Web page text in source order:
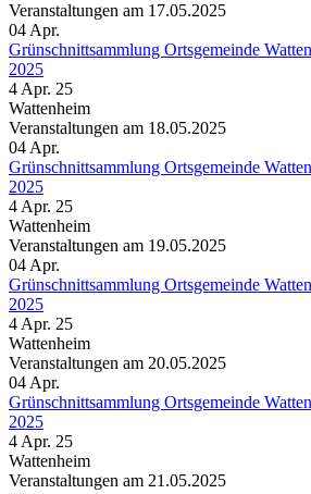
Veranstaltungen am 17.05.2025
04 Apr.
Grünschnittsammlung Ortsgemeinde
2025
4 Apr. 25
Wattenheim
Veranstaltungen am 18.05.2025
04 Apr.
Grünschnittsammlung Ortsgemeinde
2025
4 Apr. 25
Wattenheim
Veranstaltungen am 19.05.2025
04 Apr.
Grünschnittsammlung Ortsgemeinde
2025
4 Apr. 25
Wattenheim
Veranstaltungen am 20.05.2025
04 Apr.
Grünschnittsammlung Ortsgemeinde
2025
4 Apr. 25
Wattenheim
Veranstaltungen am 21.05.2025